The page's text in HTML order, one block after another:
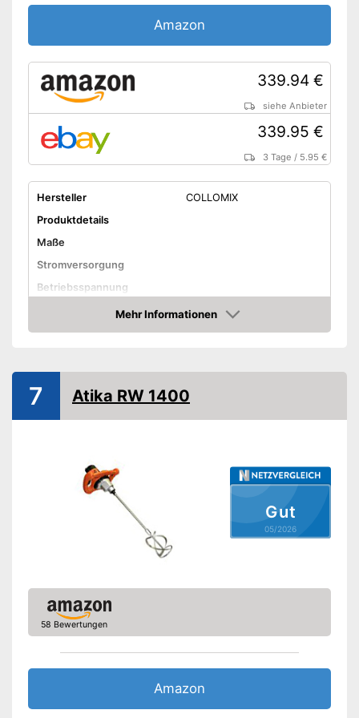
Amazon
339.94 €
siehe Anbieter
339.95 €
3 Tage / 5.95 €
Hersteller
COLLOMIX
Produktdetails
Maße
Stromversorgung
Betriebsspannung
Leistung maximal
1.010 W
Arbeitsdrehzahl
670 U/min
Griff
Mehr Informationen
Amazon
Gut
05/2026
7 Atika RW 1400
58 Bewertungen
Amazon